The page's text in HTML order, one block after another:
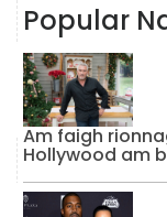
Popular
Am faigh
Hollywood am